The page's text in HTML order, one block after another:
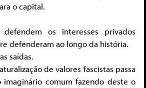
o capital.
os interesses privados
defenderam ao longo da história.
saídas.
de valores fascistas passa
imaginário comum fazendo deste o